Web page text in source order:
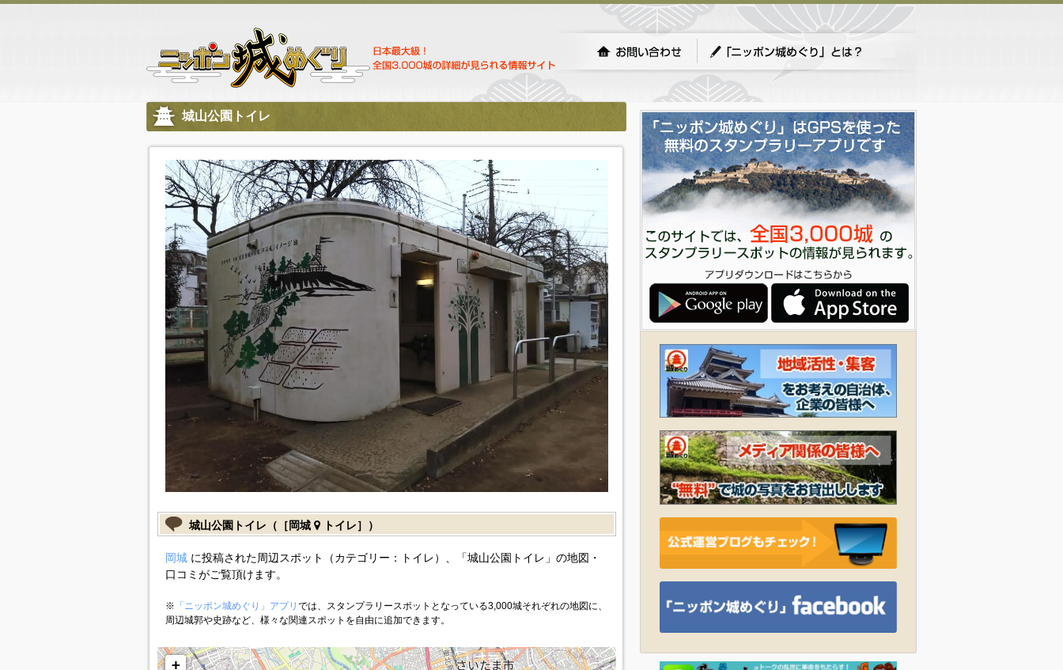
城山公園トイレ
城山公園トイレ（［岡城 トイレ］）
岡城に投稿された周辺スポット（カテゴリー：トイレ）、「城山公園トイレ」の地図・
口コミがご覧頂けます。
※ 「ニッポン城めぐり」アプリ では、スタンプラリースポットとなっている3,000城それぞれの地図に、
周辺城郭や史跡など、様々な関連スポットを自由に追加できます。
+